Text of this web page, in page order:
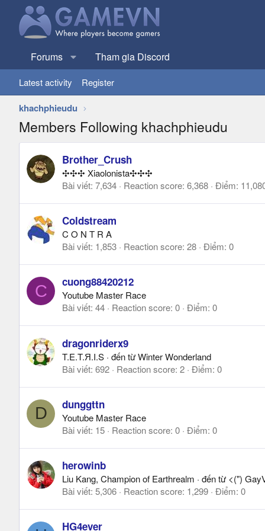
Forums Tham gia Discord
Latest activity Register
khachphieudu
Members Following khachphieudu
Brother_Crush
✣✣✣ Xiaolonista✣✣✣
Bài viết 7,634 Reaction score 6,368 Điểm
Coldstream
C O N T R A
Bài viết 1,853 Reaction score 28 Điểm 0
C cuong88420212
Youtube Master Race
Bài viết 44 Reaction score 0 Điểm 0
dragonriderx9
T.E.T.Я.I.S · đến từWinter Wonderland
Bài viết 692 Reaction score 2 Điểm 0
D dunggttn
Youtube Master Race
Bài viết 15 Reaction score 0 Điểm 0
herowinb
Liu Kang, Champion of Earthrealm · đến từ <(")
Bài viết 5,306 Reaction score 1,299 Điểm 0
HG4ever